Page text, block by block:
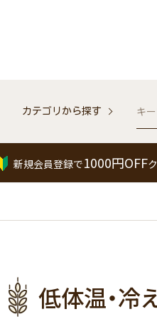
カテゴリから探す
新規会員登録で1000円OFF
低体温・冷